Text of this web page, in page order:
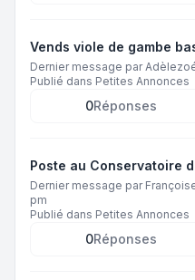
Vends viole de gambe
Dernier message par
Publié dans Petites Annonces
0Réponses
Poste au Conservatoire
Dernier message par
pm
Publié dans Petites Annonces
0Réponses